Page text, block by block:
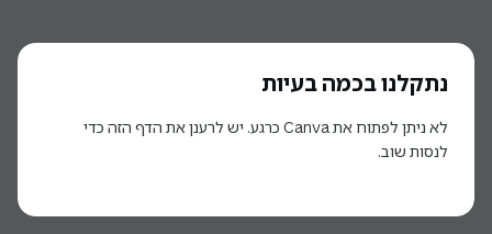
נתקלנו בכמה בעיות
לא ניתן לפתוח את Canva כרגע. יש לרענן את הדף הזה כדי
לנסות שוב.